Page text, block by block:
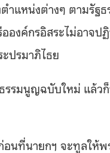
แหน่งต่างๆ ตามรัฐธ
องค์กรอิสระไม่อาจ
ปรมาภิไธย
รรมนูญฉบับใหม่ แล้ว
อนที่นายกฯ จะทูลให้